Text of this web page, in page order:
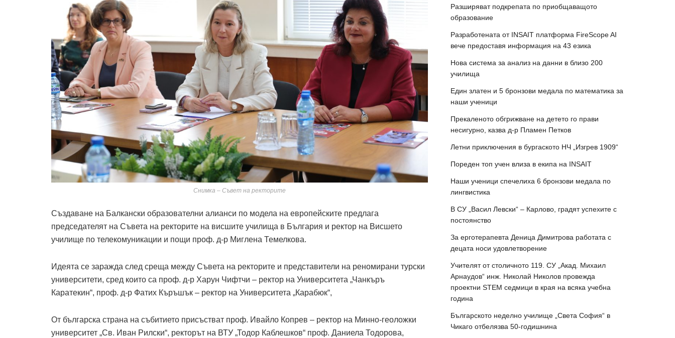
Снимка – Съвет на ректорите
Създаване на Балкански образователни алианси по модела на европейските предлага
председателят на Съвета на ректорите на висшите училища в България и ректор на Висшето
училище по телекомуникации и пощи проф. д-р Миглена Темелкова.
Идеята се заражда след среща между Съвета на ректорите и представители на реномирани турски
университети, сред които са проф. д-р Харун Чифтчи – ректор на Университета „Чанкъръ
Каратекин“, проф. д-р Фатих Къръшък – ректор на Университета „Карабюк“,
От българска страна на събитието присъстват проф. Ивайло Копрев – ректор на Минно-геоложки
университет „Св. Иван Рилски“, ректорът на ВТУ „Тодор Каблешков“ проф. Даниела Тодорова,
Разширяват подкрепата по приобщаващото
образование
Разработената от INSAIT платформа FireScope AI
вече предоставя информация на 43 езика
Нова система за анализ на данни в близо 200
училища
Един златен и 5 бронзови медала по математика за
наши ученици
Прекаленото обгрижване на детето го прави
несигурно, казва д-р Пламен Петков
Летни приключения в бургаското НЧ „Изгрев 1909“
Пореден топ учен влиза в екипа на INSAIT
Наши ученици спечелиха 6 бронзови медала по
лингвистика
В СУ „Васил Левски“ – Карлово, градят успехите с
постоянство
За ерготерапевта Деница Димитрова работата с
децата носи удовлетворение
Учителят от столичното 119. СУ „Акад. Михаил
Арнаудов“ инж. Николай Николов провежда
проектни STEM седмици в края на всяка учебна
година
Българското неделно училище „Света София“ в
Чикаго отбелязва 50-годишнина